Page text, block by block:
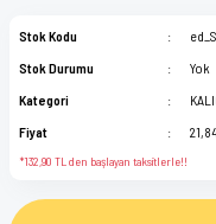
Stok Kodu
Stok Durumu
Yok
Kategori
Fiyat
*132,90 TL den başlayan taksitlerle!!